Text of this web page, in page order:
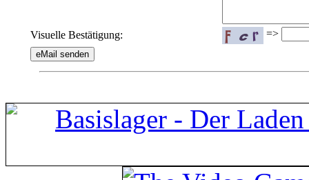
Visuelle Bestätigung: =>